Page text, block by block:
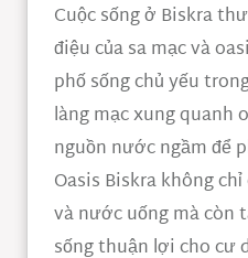
Cuộc sống ở Biskra
điệu của sa mạc và
phố sống chủ yếu
làng mạc xung quanh
nguồn nước ngầm để
Oasis Biskra không
và nước uống mà
sống thuận lợi cho cư